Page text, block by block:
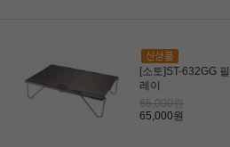
[소토]ST-632GG
레이
65,000원
65,000원